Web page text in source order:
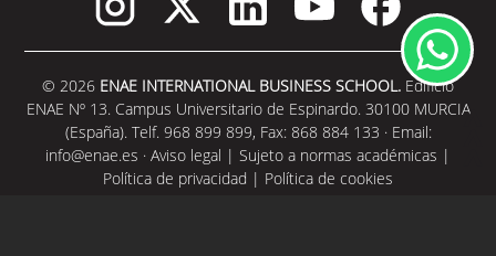
© 2026 ENAE INTERNATIONAL BUSINESS SCHOOL. Edificio
ENAE Nº 13. Campus Universitario de Espinardo. 30100 MURCIA
(España). Telf. 968 899 899, Fax: 868 884 133 · Email:
info@enae.es · Aviso legal | Sujeto a normas académicas |
Política de privacidad | Política de cookies